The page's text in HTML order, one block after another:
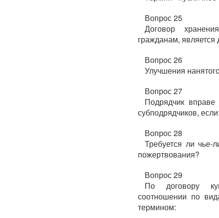
Вопрос 25
Договор
гражданам, является
Вопрос 26
Улучшения
Вопрос 27
Подрядчик
субподрядчиков,
Вопрос 28
Требуется ли чье-
пожертвования?
Вопрос 29
По договору
соотношении по
термином: